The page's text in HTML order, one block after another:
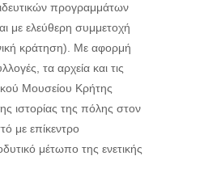
προγραμμάτων
με ελεύθερη συμμετοχή
κράτηση). Με αφορμή
τα αρχεία και τις
Μουσείου Κρήτης
ιστορίας της πόλης στον
με επίκεντρο
μέτωπο της ενετικής